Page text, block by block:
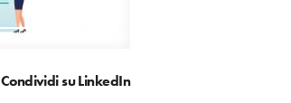
Condividisu LinkedIn